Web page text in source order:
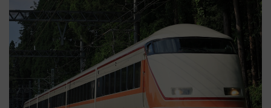
同時開催！
も！